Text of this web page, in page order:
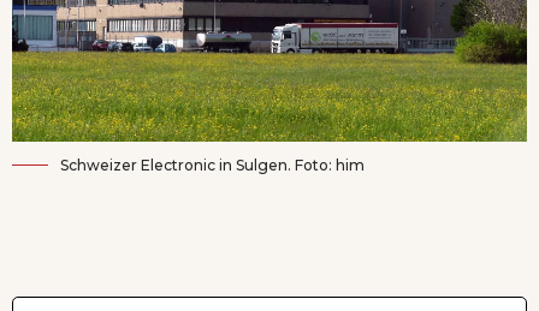
Schweizer Electronic in Sulgen. Foto: him